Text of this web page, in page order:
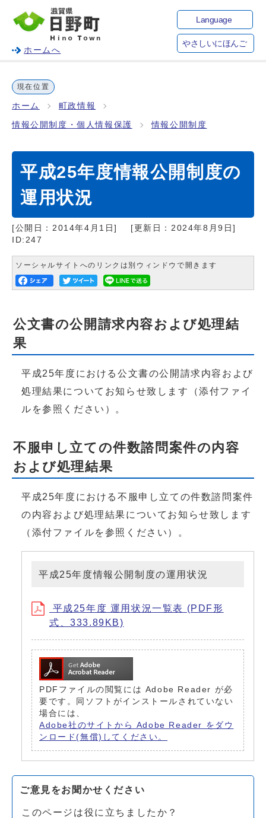
ホームへ
Language
やさしいにほんご
現在位置
ホーム 町政情報
情報公開制度・個人情報保護 情報公開制度
平成25年度情報公開制度の
運用状況
[公開日： 2014年4月1日] [更新日： 2024年8月9日]
ID:247
ソーシャルサイトへのリンクは別ウィンドウで開きます
公文書の公開請求内容および処理結
果
平成25年度における公文書の公開請求内容および
処理結果についてお知らせ致します（添付ファイ
ルを参照ください）。
不服申し立ての件数諮問案件の内容
および処理結果
平成25年度における不服申し立ての件数諮問案件
の内容および処理結果についてお知らせ致します
（添付ファイルを参照ください）。
平成25年度情報公開制度の運用状況
平成25年度 運用状況一覧表 (PDF形
式、333.89KB)
PDFファイルの閲覧には Adobe Reader が必
要です。同ソフトがインストールされていない
場合には、
Adobe社のサイトから Adobe Reader をダウ
ンロード(無償)してください。
ご意見をお聞かせください
このページは役に立ちましたか？